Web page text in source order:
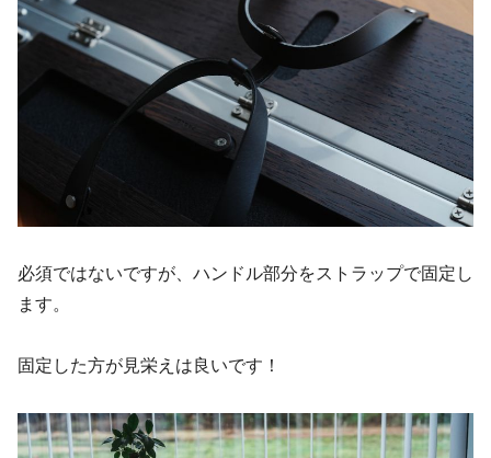
必須ではないですが、ハンドル部分をストラップで固定し
ます。
固定した方が見栄えは良いです！